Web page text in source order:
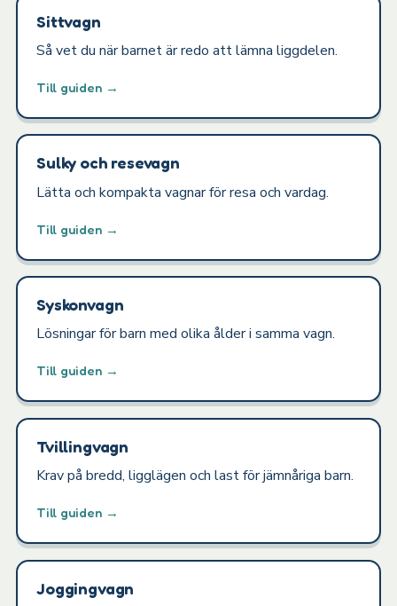
Sittvagn
Så vet du när barnet är redo att lämna liggdelen.
Till guiden →
Sulky och resevagn
Lätta och kompakta vagnar för resa och vardag.
Till guiden →
Syskonvagn
Lösningar för barn med olika ålder i samma vagn.
Till guiden →
Tvillingvagn
Krav på bredd, ligglägen och last för jämnåriga barn.
Till guiden →
Joggingvagn